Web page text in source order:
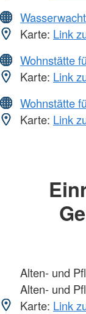
Wasserwacht
Karte: Link
Wohnstätte
Karte: Link
Wohnstätte
Karte: Link
Alten- und
Alten- und
Karte: Link